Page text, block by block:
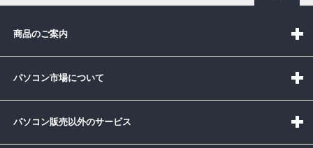
商品のご案内
パソコン市場について
パソコン販売以外のサービス